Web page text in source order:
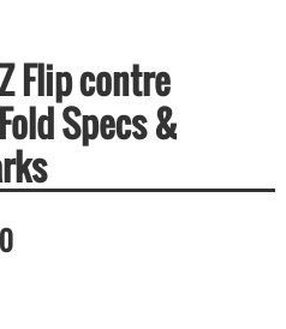
Flip contre
Specs &